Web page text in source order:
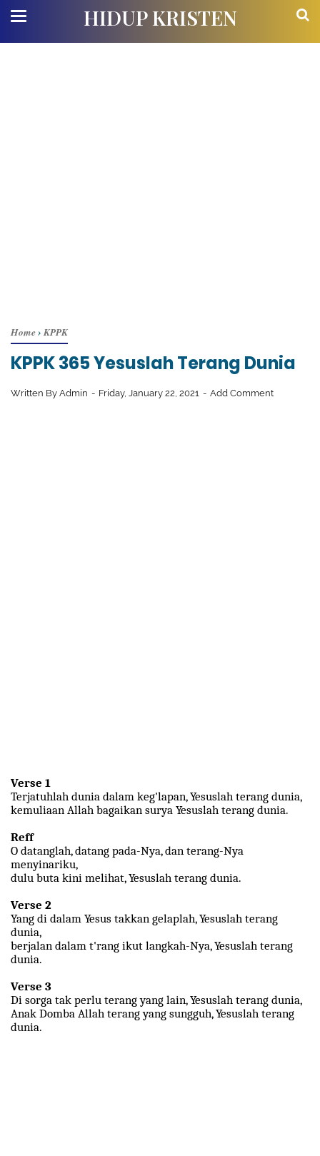
HIDUP KRISTEN
Home› KPPK
KPPK 365 Yesuslah Terang Dunia
Written By Admin Friday, January 22, 2021 Add Comment
Verse 1
Terjatuhlah dunia dalam keg'lapan, Yesuslah terang dunia,
kemuliaan Allah bagaikan surya Yesuslah terang dunia.
Reff
O datanglah, datang pada-Nya, dan terang-Nya
menyinariku,
dulu buta kini melihat, Yesuslah terang dunia.
Verse 2
Yang di dalam Yesus takkan gelaplah, Yesuslah terang
dunia,
berjalan dalam t'rang ikut langkah-Nya, Yesuslah terang
dunia.
Verse 3
Di sorga tak perlu terang yang lain, Yesuslah terang dunia,
Anak Domba Allah terang yang sungguh, Yesuslah terang
dunia.